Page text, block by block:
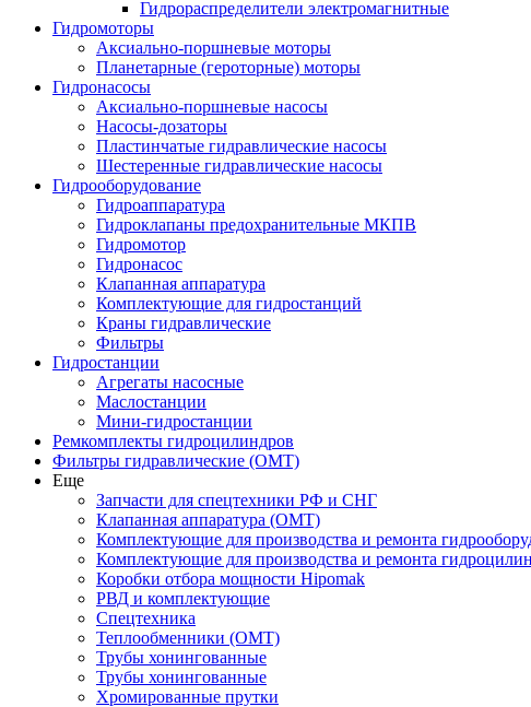
Гидрораспределители электромагнитные
Гидромоторы
Аксиально-поршневые моторы
Планетарные (героторные) моторы
Гидронасосы
Аксиально-поршневые насосы
Насосы-дозаторы
Пластинчатые гидравлические насосы
Шестеренные гидравлические насосы
Гидрооборудование
Гидроаппаратура
Гидроклапаны предохранительные МКПВ
Гидромотор
Гидронасос
Клапанная аппаратура
Комплектующие для гидростанций
Краны гидравлические
Фильтры
Гидростанции
Агрегаты насосные
Маслостанции
Мини-гидростанции
Ремкомплекты гидроцилиндров
Фильтры гидравлические (OMT)
Еще
Запчасти для спецтехники РФ и СНГ
Клапанная аппаратура (OMT)
Комплектующие для производства и ремонта
Комплектующие для производства и ремонта
Коробки отбора мощности Hipomak
РВД и комплектующие
Спецтехника
Теплообменники (OMT)
Трубы хонингованные
Трубы хонингованные
Хромированные прутки